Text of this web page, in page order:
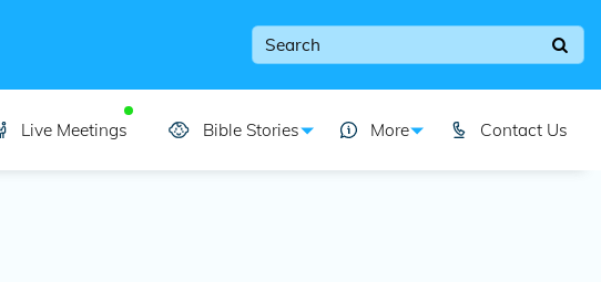
Live Meetings Bible Stories More Contact Us